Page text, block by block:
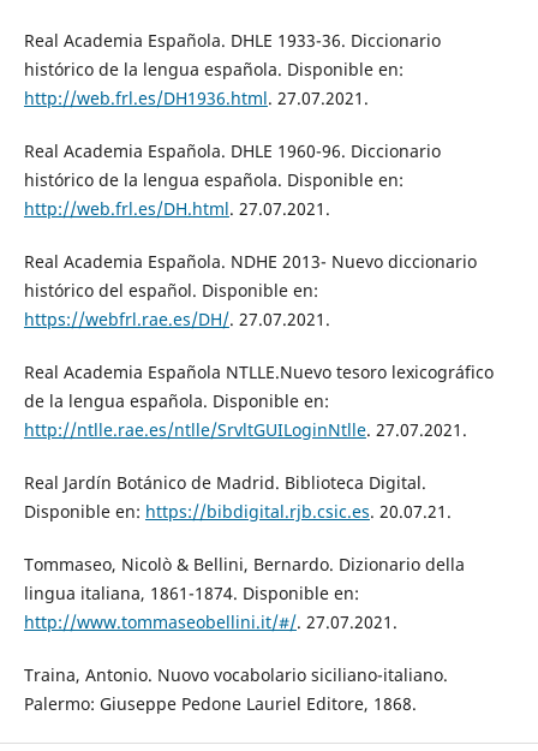
Real Academia Española. DHLE 1933-36. Diccionario
histórico de la lengua española. Disponible en:
http://web.frl.es/DH1936.html. 27.07.2021.
Real Academia Española. DHLE 1960-96. Diccionario
histórico de la lengua española. Disponible en:
http://web.frl.es/DH.html. 27.07.2021.
Real Academia Española. NDHE 2013- Nuevo diccionario
histórico del español. Disponible en:
https://webfrl.rae.es/DH/. 27.07.2021.
Real Academia Española NTLLE.Nuevo tesoro lexicográfico
de la lengua española. Disponible en:
http://ntlle.rae.es/ntlle/SrvltGUILoginNtlle. 27.07.2021.
Real Jardín Botánico de Madrid. Biblioteca Digital.
Disponible en: https://bibdigital.rjb.csic.es. 20.07.21.
Tommaseo, Nicolò & Bellini, Bernardo. Dizionario della
lingua italiana, 1861-1874. Disponible en:
http://www.tommaseobellini.it/#/. 27.07.2021.
Traina, Antonio. Nuovo vocabolario siciliano-italiano.
Palermo: Giuseppe Pedone Lauriel Editore, 1868.